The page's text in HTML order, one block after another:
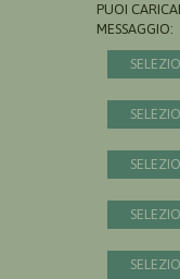
PUOI
MESSAGGIO: